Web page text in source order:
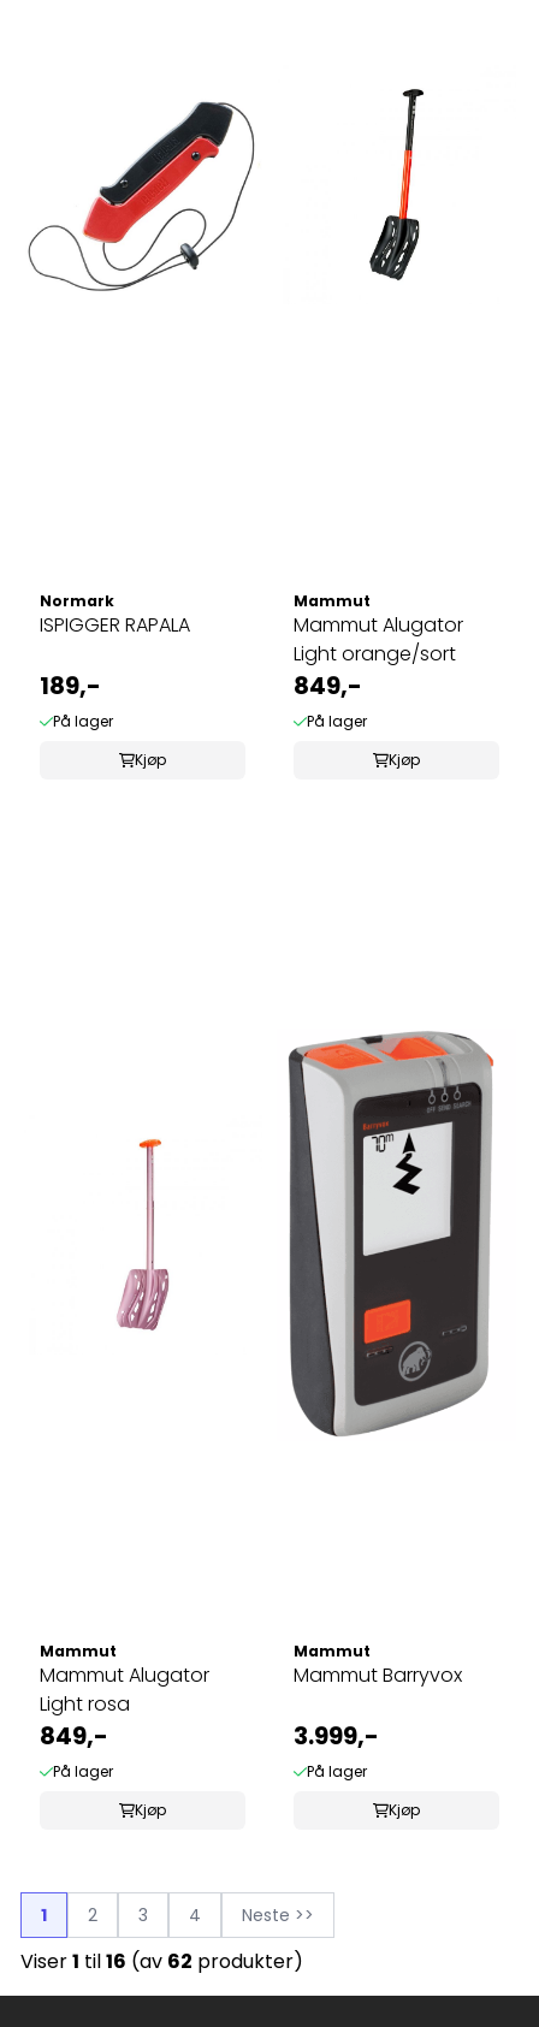
Normark
ISPIGGER RAPALA
189,-
På lager
Kjøp
Mammut
Mammut Alugator
Light orange/sort
849,-
På lager
Kjøp
Mammut
Mammut Alugator
Light rosa
849,-
På lager
Kjøp
Mammut
Mammut Barryvox
3.999,-
På lager
Kjøp
1 2 3 4 Neste >>
Viser1 til16 (av 62 produkter)